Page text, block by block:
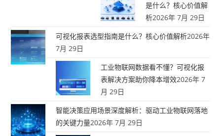
是什么？核心价值解
析2026年 7月 29日
可视化报表选型指南是什么？核心价值解析2026年
7月 29日
工业物联网数据看不懂？可视化报
表解决方案助你降本增效2026年 7
月 29日
智能决策应用场景深度解析：驱动工业物联网落地
的关键力量2026年 7月 29日